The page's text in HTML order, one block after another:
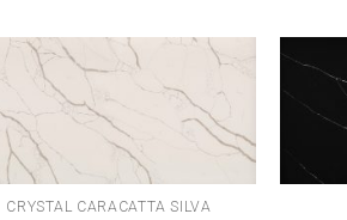
CRYSTAL CARACATTA SILVA